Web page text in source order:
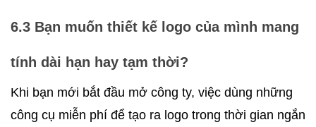
6.3 Bạn muốn thiết kế logo của mình mang
tính dài hạn hay tạm thời?
Khi bạn mới bắt đầu mở công ty, việc dùng những
công cụ miễn phí để tạo ra logo trong thời gian ngắn